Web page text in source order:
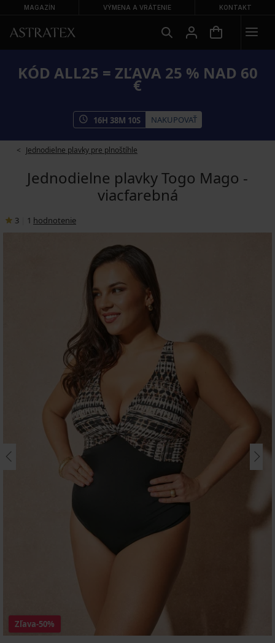
MAGAZÍN VÝMENA A VRÁTENIE KONTAKT
KÓD ALL25 = ZĽAVA 25 % NAD 60
€
16H 38M 09S NAKUPOVAŤ
Jednodielne plavky pre plnoštíhle
Jednodielne plavky Togo Mago -
viacfarebná
3 1 hodnotenie
Zľava-50%